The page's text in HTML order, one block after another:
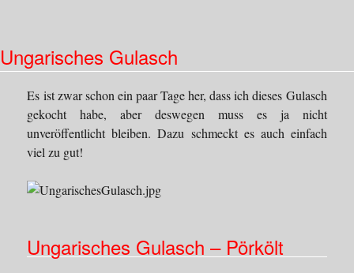
Ungarisches Gulasch
Es ist zwar schon ein paar Tage her, dass ich dieses Gulasch
gekocht habe, aber deswegen muss es ja nicht
unveröffentlicht bleiben. Dazu schmeckt es auch einfach
viel zu gut!
Ungarisches Gulasch – Pörkölt